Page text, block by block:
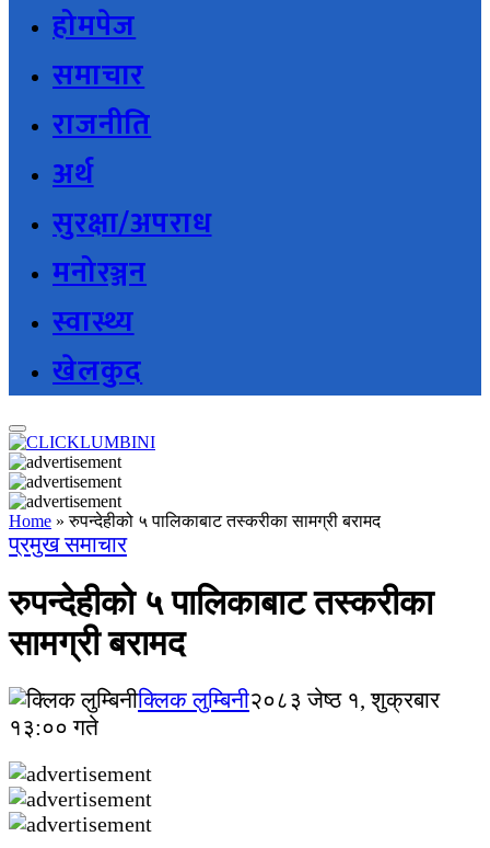
होमपेज
समाचार
राजनीति
अर्थ
सुरक्षा/अपराध
मनोरञ्जन
स्वास्थ्य
खेलकुद
Home »रुपन्देहीको ५ पालिकाबाट तस्करीका सामग्री बरामद
प्रमुख समाचार
रुपन्देहीको ५ पालिकाबाट तस्करीका
सामग्री बरामद
क्लिक लुम्बिनी२०८३ जेष्ठ १, शुक्रबार
१३:०० गते